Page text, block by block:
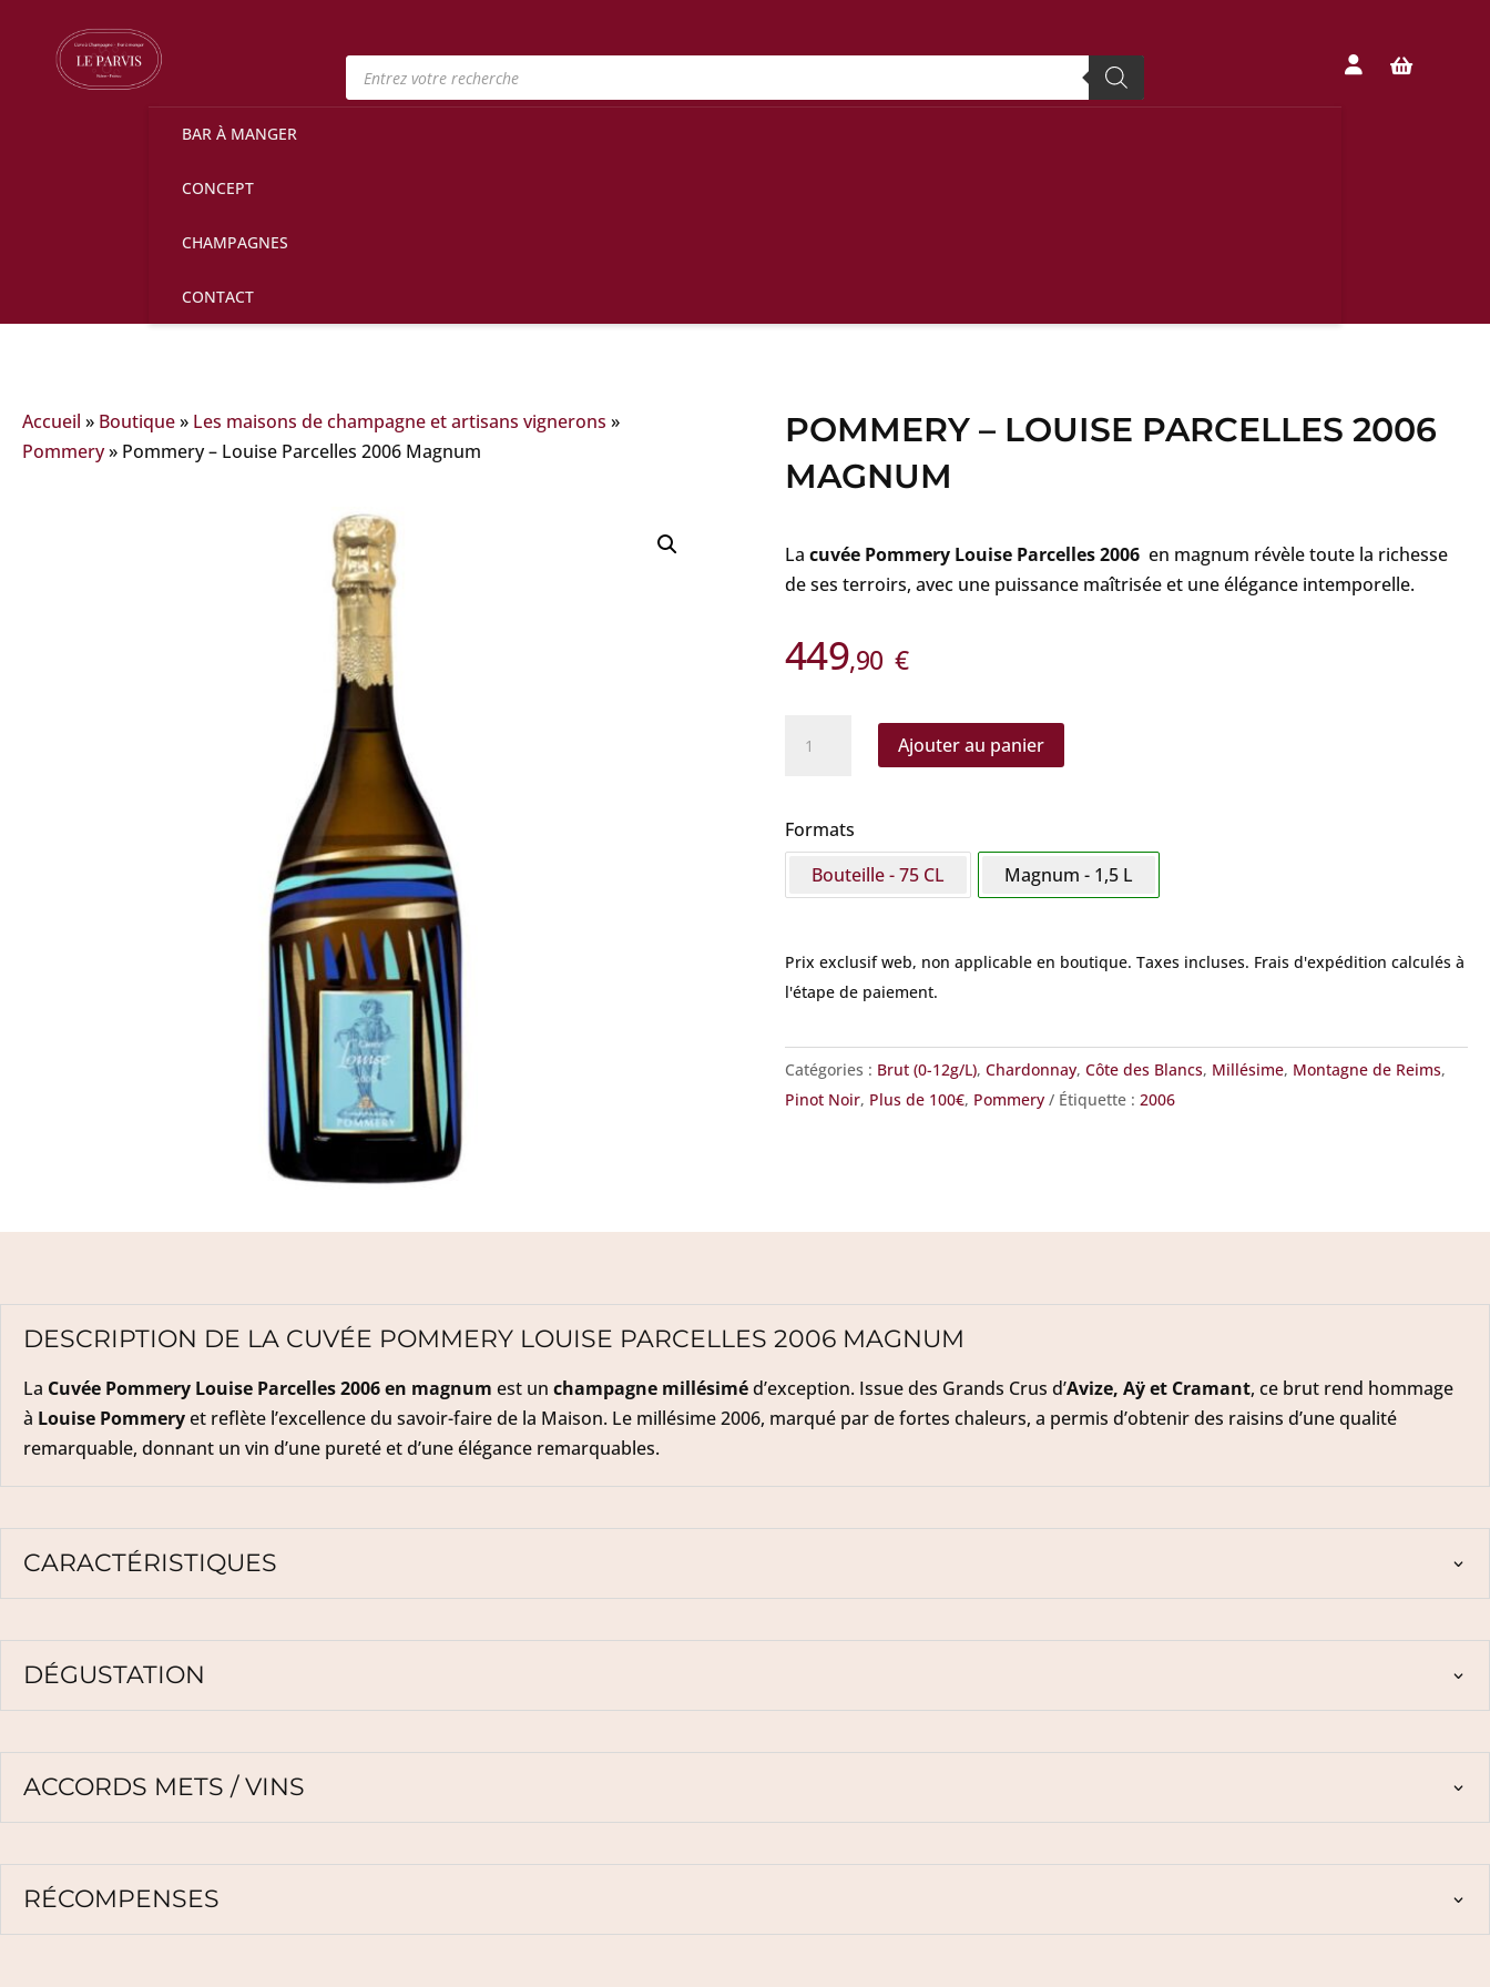
Recherche
de
produits
 
BAR À MANGER
CONCEPT
CHAMPAGNES
CONTACT
Accueil » Boutique» Les maisons de champagne et artisans vignerons »
Pommery» Pommery – Louise Parcelles 2006 Magnum
POMMERY – LOUISE PARCELLES 2006
MAGNUM
La cuvée Pommery Louise Parcelles 2006en magnum révèle toute la richesse
de ses terroirs, avec une puissance maîtrisée et une élégance intemporelle.
449,90 €
-
Louise
Parcelles
Ajouter au panier
Formats
Bouteille - 75 CL
Magnum - 1,5 L
Prix exclusif web, non applicable en boutique. Taxes incluses. Frais d'expédition calculés à
l'étape de paiement.
Catégories : Brut (0-12g/L), Chardonnay, Côte des Blancs, Millésime, Montagne de Reims,
Pinot Noir, Plus de 100€, Pommery Étiquette : 2006
DESCRIPTION DE LA CUVÉE POMMERY LOUISE PARCELLES 2006 MAGNUM
La Cuvée Pommery Louise Parcelles 2006 en magnum est un champagne millésiméd’exception. Issue des Grands Crus d’Avize, Aÿ et Cramant, ce brut rend hommage
à Louise Pommeryet reflète l’excellence du savoir-faire de la Maison. Le millésime 2006, marqué par de fortes chaleurs, a permis d’obtenir des raisins d’une qualité
remarquable, donnant un vin d’une pureté et d’une élégance remarquables.
CARACTÉRISTIQUES
DÉGUSTATION
ACCORDS METS / VINS
RÉCOMPENSES